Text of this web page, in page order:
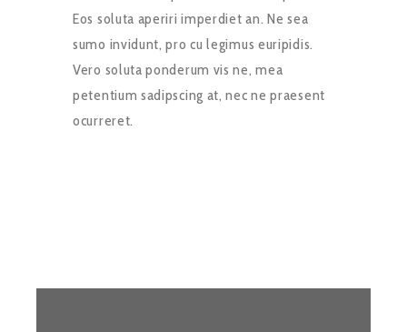
Eos soluta aperiri imperdiet an. Ne sea
sumo invidunt, pro cu legimus euripidis.
Vero soluta ponderum vis ne, mea
petentium sadipscing at, nec ne praesent
ocurreret.